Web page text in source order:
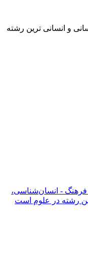
و انسانی ترین رشته
- انسان‌شناسی،
رشته در علوم است